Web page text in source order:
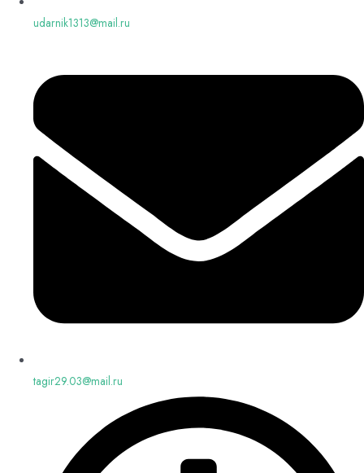
udarnik1313@mail.ru
tagir29.03@mail.ru